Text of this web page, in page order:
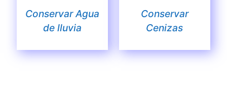
Conservar Agua
de lluvia
Conservar
Cenizas